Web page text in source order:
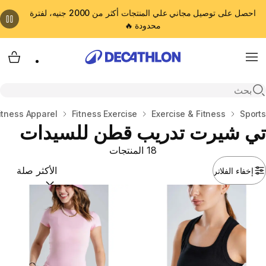
احصل على توصيل مجاني علي المنتجات أكثر من 2000 جنيه، لفترة
محدودة 🔥
Menu
Open search
المنزل
Sports
Exercise & Fitness
Fitness Exercise
Apparel
تي شيرت تدريب قطن للسيدات
إخفاء الفلاتر
18 المنتجات
ترتيب حسب: